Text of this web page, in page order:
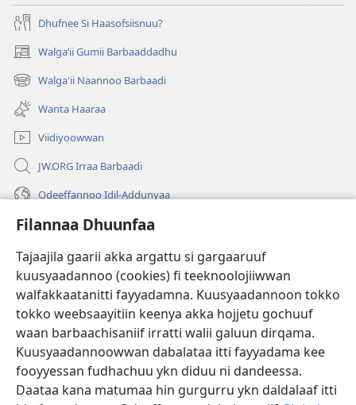
Filannaa Dhuunfaa
Tajaajila gaarii akka argattu si gargaaruuf
kuusyaadannoo (cookies) fi teeknoolojiiwwan
walfakkaatanitti fayyadamna. Kuusyaadannoon tokko
tokko weebsaayitiin keenya akka hojjetu gochuuf
waan barbaachisaniif irratti walii galuun dirqama.
Kuusyaadannoowwan dabalataa itti fayyadama kee
fooyyessan fudhachuu ykn diduu ni dandeessa.
Daataa kana matumaa hin gurgurru ykn daldalaaf itti
Dhufnee Si Haasofsiisnuu?
Walgaʼii Gumii Barbaaddadhu
(opens
new
window)
Walga'ii Naannoo Barbaadi
(opens
new
window)
Wanta Haaraa
Viidiyoowwan
JW.ORG Irraa Barbaadi
Odeeffannoo Idil-Addunyaa
Gargaarsa
Buusii
(opens
new
window)"LAAYIBRARII INTARNEETIIRRAA"
(opens
new
window)
®
(opens
new
window)Appilikeeshinii JW Library